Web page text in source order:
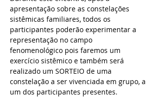
apresentação sobre as constelações
sistêmicas familiares, todos os
participantes poderão experimentar a
representação no campo
fenomenológico pois faremos um
exercício sistêmico e também será
realizado um SORTEIO de uma
constelação a ser vivenciada em grupo, a
um dos participantes presentes.